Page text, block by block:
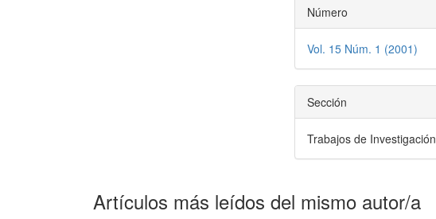
Número
Vol. 15 Núm. 1 (2001)
Sección
Trabajos de Investigación
Artículos más leídos del mismo autor/a